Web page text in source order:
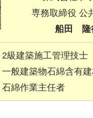
専務取締役 公
船田 隆
2級建築施工管理技士
一般建築物石綿含有
石綿作業主任者